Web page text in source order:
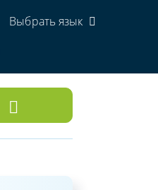
Выбрать язык